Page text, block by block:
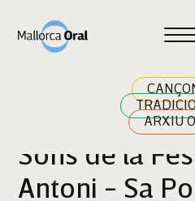
ARXIU
Sons de la
Antoni - Sa